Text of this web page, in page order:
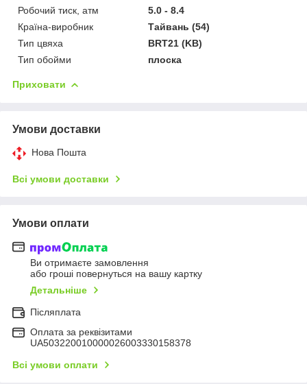
Робочий тиск, атм
5.0 - 8.4
Країна-виробник
Тайвань (54)
Тип цвяха
BRT21 (KB)
Тип обойми
плоска
Приховати
Умови доставки
Нова Пошта
Всі умови доставки
Умови оплати
Ви отримаєте замовлення
або гроші повернуться на вашу картку
Детальніше
Післяплата
Оплата за реквізитами
UA503220010000026003330158378
Всі умови оплати